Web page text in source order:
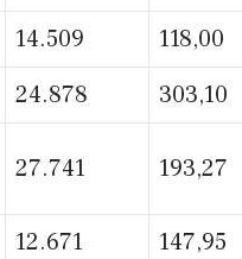
14.509
118,00
24.878
303,10
27.741 193,27
12.671 147,95